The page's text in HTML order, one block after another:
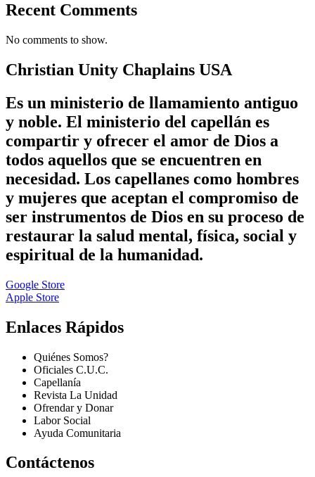
Recent Comments
No comments to show.
Christian Unity Chaplains USA
Es un ministerio de llamamiento antiguo
y noble. El ministerio del capellán es
compartir y ofrecer el amor de Dios a
todos aquellos que se encuentren en
necesidad. Los capellanes como hombres
y mujeres que aceptan el compromiso de
ser instrumentos de Dios en su proceso de
restaurar la salud mental, física, social y
espiritual de la humanidad.
Google Store
Apple Store
Enlaces Rápidos
Quiénes Somos?
Oficiales C.U.C.
Capellanía
Revista La Unidad
Ofrendar y Donar
Labor Social
Ayuda Comunitaria
Contáctenos